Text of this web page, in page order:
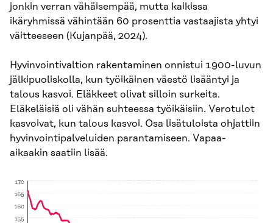
jonkin verran vähäisempää, mutta kaikissa
ikäryhmissä vähintään 60 prosenttia vastaajista yhtyi
väitteeseen (Kujanpää, 2024).
Hyvinvointivaltion rakentaminen onnistui 1900-luvun
jälkipuoliskolla, kun työikäinen väestö lisääntyi ja
talous kasvoi. Eläkkeet olivat silloin surkeita.
Eläkeläisiä oli vähän suhteessa työikäisiin. Verotulot
kasvoivat, kun talous kasvoi. Osa lisätuloista ohjattiin
hyvinvointipalveluiden parantamiseen. Vapaa-
aikaakin saatiin lisää.